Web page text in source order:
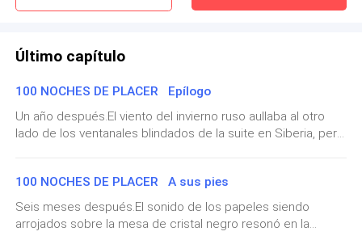
—No deberías beber con tanta prisa,ángel. La noche
mi nuca con un ligero acento extranjero que no logré
identificar. Me giré de golpe.
imponente. Demasiado alto, demasiado ancho de
hombros bajo un traje negro hecho a medida que
gritaba dinero y letalidad a partes iguales. Llevaba una
Último capítulo
100 NOCHES DE PLACER Epílogo
Un año después.El viento del invierno ruso aullaba al otro
lado de los ventanales blindados de la suite en Siberia, pero
Yo estaba recostada contra un mar de almohadones en la
inmensa cama, cubierta con una suave bata de seda blanca
que caía abierta sobre mi vientre. Estaba en la recta final.
Ocho meses y medio. Mi cuerpo había cambiado, pesado y
100 NOCHES DE PLACER A sus pies
Seis meses después.El sonido de los papeles siendo
arrojados sobre la mesa de cristal negro resonó en la